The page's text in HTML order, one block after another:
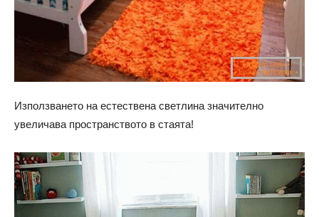
Използването на естествена светлина значително
увеличава пространството в стаята!